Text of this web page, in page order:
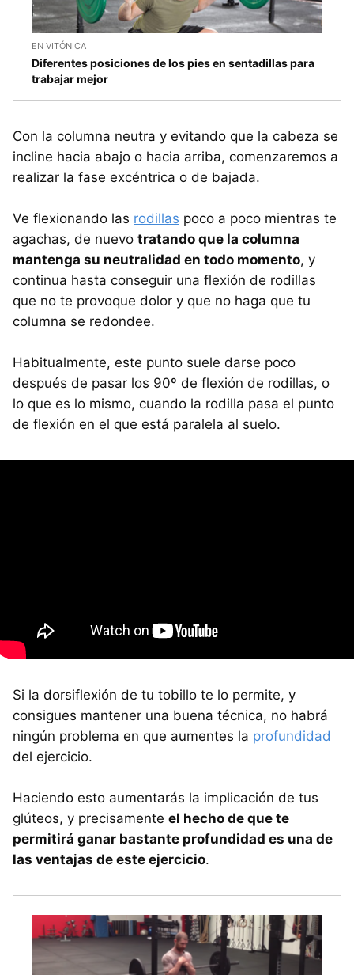
EN VITÓNICA
Diferentes posiciones de los pies en sentadillas para
trabajar mejor
Con la columna neutra y evitando que la cabeza se
incline hacia abajo o hacia arriba, comenzaremos a
realizar la fase excéntrica o de bajada.
Ve flexionando las rodillas poco a poco mientras te
agachas, de nuevo tratando que la columna
mantenga su neutralidad en todo momento, y
continua hasta conseguir una flexión de rodillas
que no te provoque dolor y que no haga que tu
columna se redondee.
Habitualmente, este punto suele darse poco
después de pasar los 90º de flexión de rodillas, o
lo que es lo mismo, cuando la rodilla pasa el punto
de flexión en el que está paralela al suelo.
Si la dorsiflexión de tu tobillo te lo permite, y
consigues mantener una buena técnica, no habrá
ningún problema en que aumentes la profundidad
del ejercicio.
Haciendo esto aumentarás la implicación de tus
glúteos, y precisamente el hecho de que te
permitirá ganar bastante profundidad es una de
las ventajas de este ejercicio.